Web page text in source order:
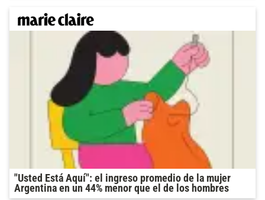
"Usted Está Aquí": el ingreso promedio de la mujer
Argentina en un 44% menor que el de los hombres